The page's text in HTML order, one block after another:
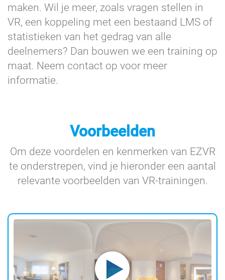
maken. Wil je meer, zoals vragen stellen in
VR, een koppeling met een bestaand LMS of
statistieken van het gedrag van alle
deelnemers? Dan bouwen we een training op
maat. Neem contact op voor meer
informatie.
Voorbeelden
Om deze voordelen en kenmerken van EZVR
te onderstrepen, vind je hieronder een aantal
relevante voorbeelden van VR-trainingen.